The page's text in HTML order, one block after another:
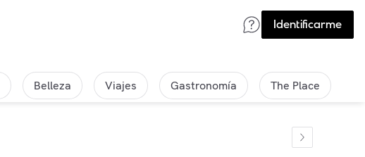
Identificarme
Belleza Viajes Gastronomía The Place